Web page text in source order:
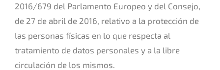
2016/679 del Parlamento Europeo y del Consejo,
de 27 de abril de 2016, relativo a la protección de
las personas físicas en lo que respecta al
tratamiento de datos personales y a la libre
circulación de los mismos.